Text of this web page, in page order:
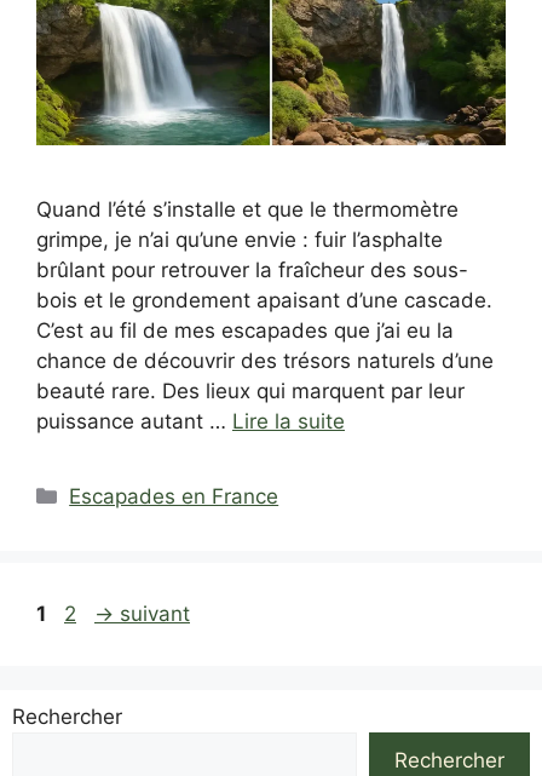
Quand l’été s’installe et que le thermomètre
grimpe, je n’ai qu’une envie : fuir l’asphalte
brûlant pour retrouver la fraîcheur des sous-
bois et le grondement apaisant d’une cascade.
C’est au fil de mes escapades que j’ai eu la
chance de découvrir des trésors naturels d’une
beauté rare. Des lieux qui marquent par leur
puissance autant … Lire la suite
Catégories
Escapades en France
Page
1 Page
2 → suivant
Rechercher
Rechercher